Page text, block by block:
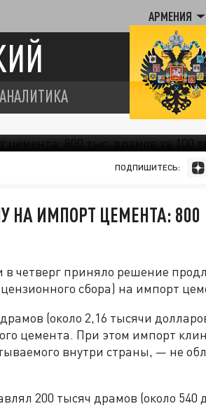
АРМЕНИЯ
АНАЛИТИКА
ПОДПИШИТЕСЬ:
ИМПОРТ ЦЕМЕНТА: 800
четверг приняло решение
сбора) на импорт
(около 2,16 тысячи
цемента. При этом импорт
внутри страны, — не
200 тысяч драмов (около 540